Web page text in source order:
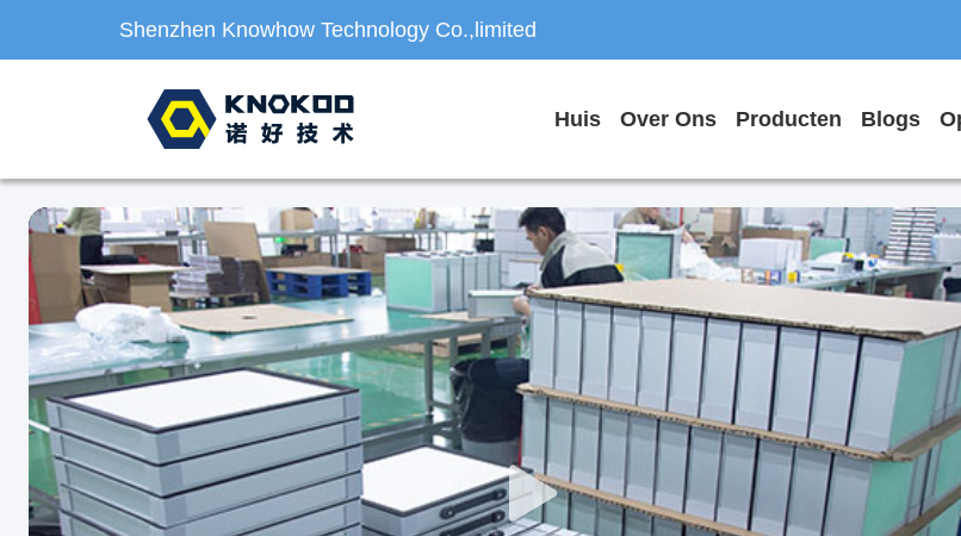
Shenzhen Knowhow Technology Co.,limited
Huis Over Ons Producten Blogs